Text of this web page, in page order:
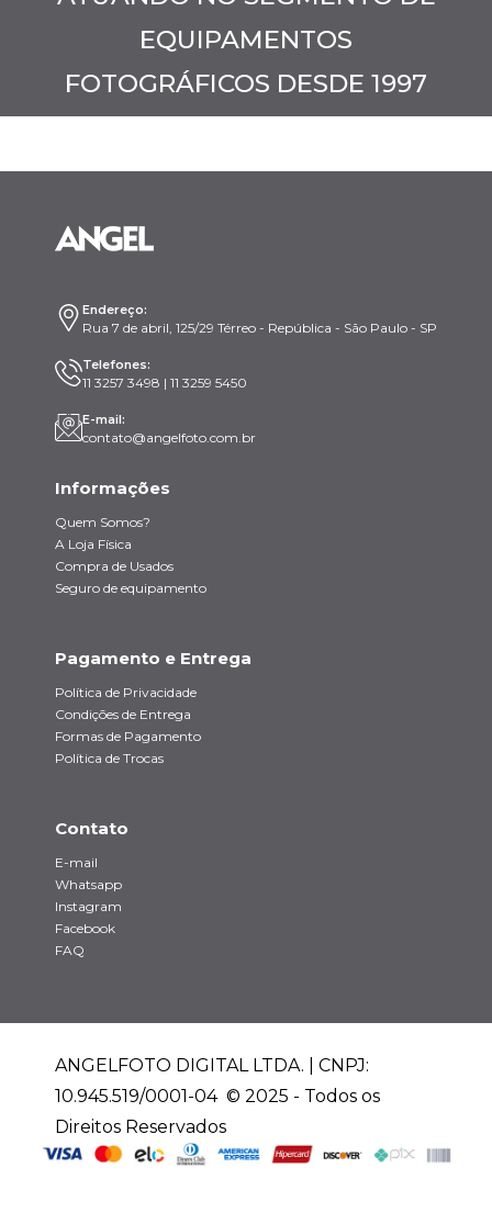
EQUIPAMENTOS
FOTOGRÁFICOS DESDE 1997
Endereço:
Rua 7 de abril, 125/29 Térreo - República - São Paulo - SP
Telefones:
11 3257 3498 | 11 3259 5450
E-mail:
contato@angelfoto.com.br
Informações
Quem Somos?
A Loja Física
Compra de Usados
Seguro de equipamento
Pagamento e Entrega
Política de Privacidade
Condições de Entrega
Formas de Pagamento
Política de Trocas
Contato
E-mail
Whatsapp
Instagram
Facebook
FAQ
ANGELFOTO DIGITAL LTDA. | CNPJ:
10.945.519/0001-04 © 2025 - Todos os
Direitos Reservados